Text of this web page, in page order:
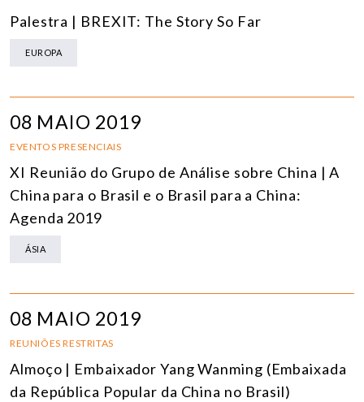
Palestra | BREXIT: The Story So Far
EUROPA
08 MAIO 2019
EVENTOS PRESENCIAIS
XI Reunião do Grupo de Análise sobre China | A
China para o Brasil e o Brasil para a China:
Agenda 2019
ÁSIA
08 MAIO 2019
REUNIÕES RESTRITAS
Almoço | Embaixador Yang Wanming (Embaixada
da República Popular da China no Brasil)